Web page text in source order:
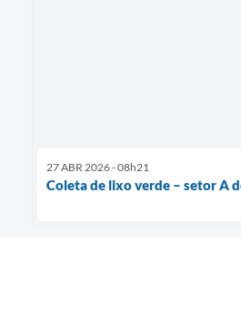
27 ABR 2026 - 08h21
Coleta de lixo verde – setor A